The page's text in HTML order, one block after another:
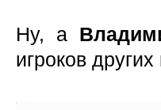
Ну, а
игроков